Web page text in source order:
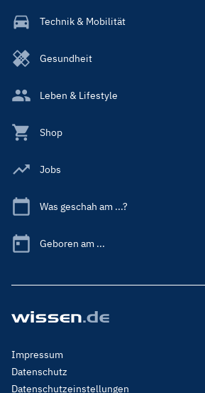
Technik & Mobilität
Gesundheit
Leben & Lifestyle
Shop
Jobs
Was geschah am ...?
Geboren am ...
Footer
Menu
Legal
Impressum
Datenschutz
Datenschutzeinstellungen